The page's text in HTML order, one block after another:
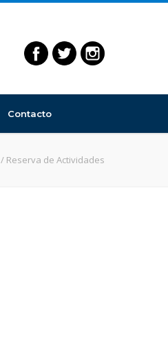
Contacto
/ Reserva de Actividades